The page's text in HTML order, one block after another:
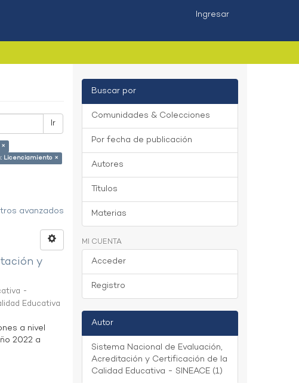
Ingresar
Ir
Licenciamiento ×
avanzados
y
-
Educativa
a nivel
2022 a
Buscar por
Comunidades & Colecciones
Por fecha de publicación
Autores
Títulos
Materias
MI CUENTA
Acceder
Registro
Autor
Sistema Nacional de Evaluación,
Acreditación y Certificación de la
Calidad Educativa - SINEACE (1)